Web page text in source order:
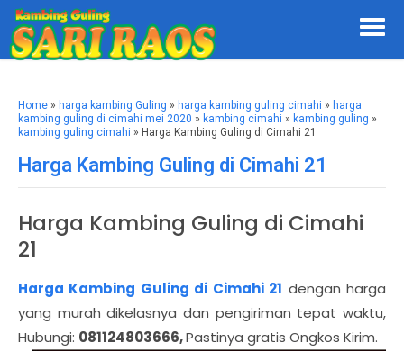
Home » harga kambing Guling » harga kambing guling cimahi » harga
kambing guling di cimahi mei 2020 » kambing cimahi » kambing guling »
kambing guling cimahi » Harga Kambing Guling di Cimahi 21
Harga Kambing Guling di Cimahi 21
Harga Kambing Guling di Cimahi
21
Harga Kambing Guling di Cimahi 21 dengan harga
yang murah dikelasnya dan pengiriman tepat waktu,
Hubungi: 081124803666,Pastinya gratis Ongkos Kirim.